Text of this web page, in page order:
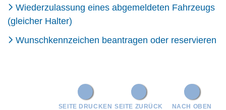
Wiederzulassung eines abgemeldeten Fahrzeugs
(gleicher Halter)
Wunschkennzeichen beantragen oder reservieren
NACH OBEN
SEITE ZURÜCK
SEITE DRUCKEN